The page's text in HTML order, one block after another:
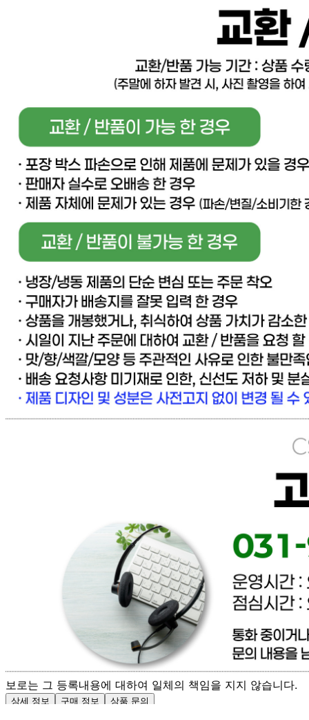
탄산음료.이온음료 BEST더보기
판매자 정보
판매자 상호
[직배송] 이너피스 (양식/피자/파스타/치즈/토마토/새우/최저
가전문업체)
사업장 소재지
경기 고양시 일산동구 동국로 283-49 (문봉동) 이너피스
연락처
031-965-0166
사업자
등록번호
888-87-01695
통신판매
신고번호
제 2021-고양일산동-1928 호
상품 고시 정보
반품/교환 정보
[직배송] 이너피스 (양식/피자/파스타/치즈/토마토/새우/최저
반품 배송비: 파손 및 제품이상은 무료환불 / 단순변심 배송
교환 배송비: 파손 및 제품이상은 무료교환 / 단순변심 배송
전자상거래 등에서의 소비자보호법에 관한 법률에 의거하여
미성년자가 체결한 계약은 법정대리인이 동의하지 않은 경우
본인 또는 법정대리인이 취소할 수 있습니다. 식봄에 등록된
판매상품과 상품의 내용은 판매자가 등록한 것으로 (주)마켓
보로는 그 등록내용에 대하여 일체의 책임을 지지 않습니다.
상세 정보 구매 정보 상품 문의